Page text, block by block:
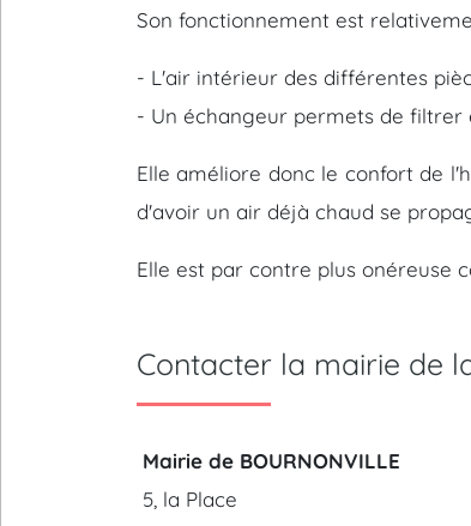
Son fonctionnement est
- L'air intérieur des différentes
- Un échangeur permets de
Elle améliore donc le confort de
d'avoir un air déjà chaud se
Elle est par contre plus onéreuse
Contacter la mairie de
Mairie de BOURNONVILLE
5, la Place